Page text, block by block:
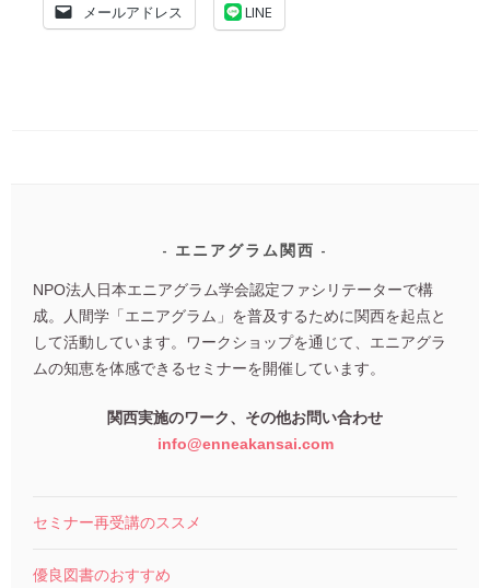
メールアドレス LINE
エニアグラム関西
NPO法人日本エニアグラム学会認定ファシリテーターで構
成。人間学「エニアグラム」を普及するために関西を起点と
して活動しています。ワークショップを通じて、エニアグラ
ムの知恵を体感できるセミナーを開催しています。
関西実施のワーク、その他お問い合わせ
info@enneakansai.com
セミナー再受講のススメ
優良図書のおすすめ